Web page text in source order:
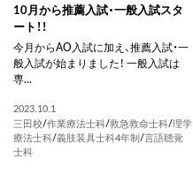
10月から推薦入試・一般入試スタ
ート！！
今月からAO入試に加え、推薦入試・一
般入試が始まりました！ 一般入試は
専...
2023.10.1
三田校/作業療法士科/救急救命士科/理学
療法士科/義肢装具士科4年制/言語聴覚
士科